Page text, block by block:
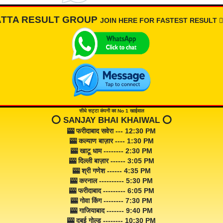
RESULT GROUP JOIN HERE FOR FASTEST RESULT
सीधे सट्टा कंपनी का No 1 खाईवाल
⭕️ SANJAY BHAI KHAIWAL ⭕️
🎰 फरीदाबाद सवेरा --- 12:30 PM
🎰 कल्याण बाज़ार ---- 1:30 PM
🎰 खाटू धाम -------- 2:30 PM
🎰 दिल्ली बाज़ार ------ 3:05 PM
🎰 श्री गणेश ------ 4:35 PM
🎰 करनाल ---------- 5:30 PM
🎰 फरीदाबाद --------- 6:05 PM
🎰 गोवा किंग -------- 7:30 PM
🎰 गाजियाबाद ------- 9:40 PM
🎰 दुबई गोल्ड -------- 10:30 PM